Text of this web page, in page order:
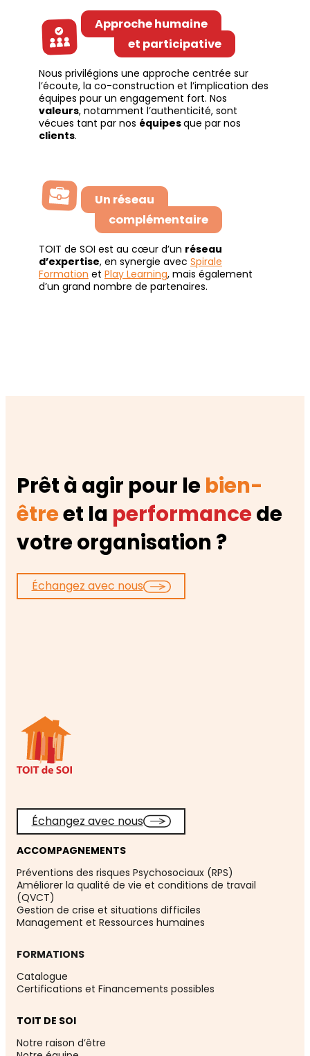
Approche humaine
et participative
Nous privilégions une approche centrée sur
l’écoute, la co-construction et l’implication des
équipes pour un engagement fort. Nos
valeurs, notamment l’authenticité, sont
vécues tant par nos équipesque par nos
clients.
Un réseau
complémentaire
TOIT de SOI est au cœur d’un réseau
d’expertise, en synergie avec Spirale
Formation et Play Learning, mais également
d’un grand nombre de partenaires.
Prêt à agir pour lebien-
êtreet la performancede
votre organisation ?
Échangez avec nous
Échangez avec nous
ACCOMPAGNEMENTS
Préventions des risques Psychosociaux (RPS)
Améliorer la qualité de vie et conditions de travail
(QVCT)
Gestion de crise et situations difficiles
Management et Ressources humaines
FORMATIONS
Catalogue
Certifications et Financements possibles
TOIT DE SOI
Notre raison d’être